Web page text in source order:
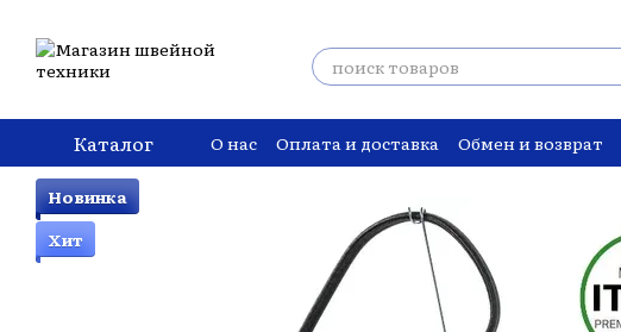
Каталог О нас Оплата и доставка Обмен и возврат
Новинка
Хит